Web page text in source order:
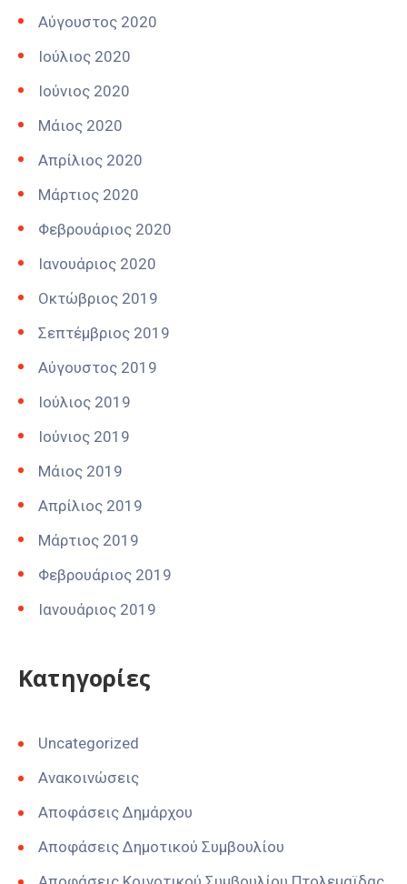
Αύγουστος 2020
Ιούλιος 2020
Ιούνιος 2020
Μάιος 2020
Απρίλιος 2020
Μάρτιος 2020
Φεβρουάριος 2020
Ιανουάριος 2020
Οκτώβριος 2019
Σεπτέμβριος 2019
Αύγουστος 2019
Ιούλιος 2019
Ιούνιος 2019
Μάιος 2019
Απρίλιος 2019
Μάρτιος 2019
Φεβρουάριος 2019
Ιανουάριος 2019
Kατηγορίες
Uncategorized
Ανακοινώσεις
Αποφάσεις Δημάρχου
Αποφάσεις Δημοτικού Συμβουλίου